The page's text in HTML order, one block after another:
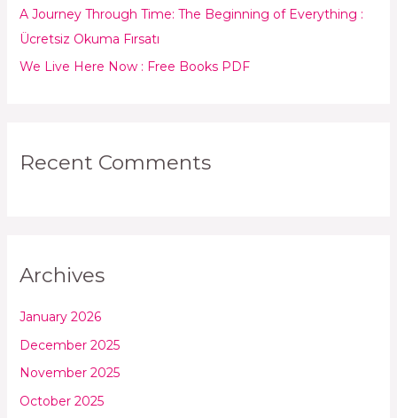
:A Journey Through Time: The Beginning of Everything :
Ücretsiz Okuma Fırsatı
We Live Here Now : Free Books PDF
Recent Comments
Archives
January 2026
December 2025
November 2025
October 2025